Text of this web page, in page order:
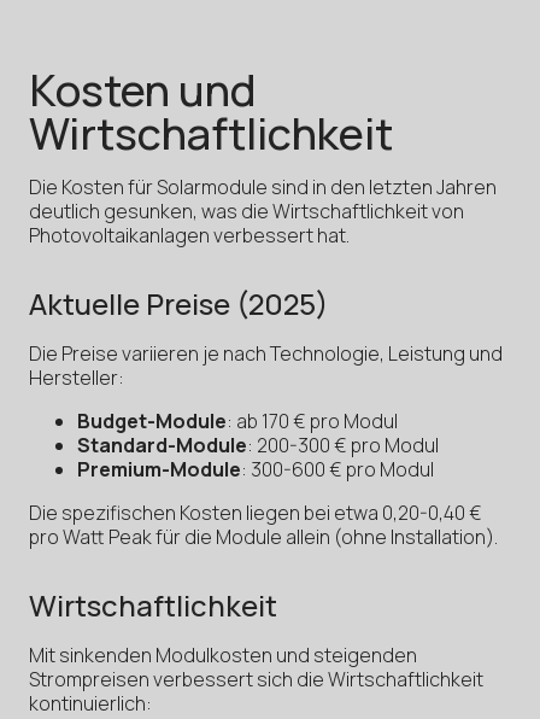
Kosten und
Wirtschaftlichkeit
Die Kosten für Solarmodule sind in den letzten Jahren
deutlich gesunken, was die Wirtschaftlichkeit von
Photovoltaikanlagen verbessert hat.
Aktuelle Preise (2025)
Die Preise variieren je nach Technologie, Leistung und
Hersteller:
Budget-Module: ab 170 € pro Modul
Standard-Module: 200-300 € pro Modul
Premium-Module: 300-600 € pro Modul
Die spezifischen Kosten liegen bei etwa 0,20-0,40 €
pro Watt Peak für die Module allein (ohne Installation).
Wirtschaftlichkeit
Mit sinkenden Modulkosten und steigenden
Strompreisen verbessert sich die Wirtschaftlichkeit
kontinuierlich: